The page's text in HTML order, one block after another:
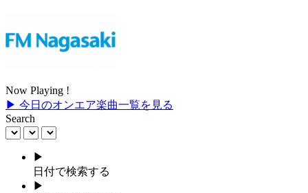
Now Playing !
▶ 今日のオンエア楽曲一覧を見る
Search
▶
日付で検索する
▶